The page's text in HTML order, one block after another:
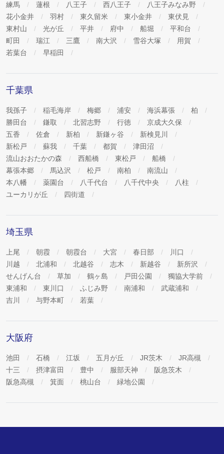
練馬
蓮根 八王子 西八王子
八王子みなみ野
花小金井
羽村 東久留米 東小金井
東伏見
東村山
光が丘 平井 府中 船堀
平和台
町田
瑞江 三鷹 南大沢 雪谷大塚
用賀
若葉台
早稲田
千葉県
我孫子 稲毛海岸 梅郷 浦安 海浜幕張
柏
勝田台
鎌取 北習志野 行徳
京成大久保
五香
佐倉 新柏 新鎌ヶ谷
新検見川
新松戸
蘇我 千葉 都賀
津田沼
流山おおたかの森
西船橋 東松戸
船橋
幕張本郷
馬込沢 松戸 南柏
南流山
本八幡
薬園台 八千代台 八千代中央
八柱
ユーカリが丘
四街道
埼玉県
上尾 朝霞 朝霞台 大宮 春日部
川口
川越
北浦和 北越谷 志木 新越谷
新所沢
せんげん台
草加 鶴ヶ島 戸田公園
獨協大学前
東浦和
東川口 ふじみ野 南浦和
武蔵浦和
吉川
与野本町 若葉
大阪府
池田 石橋 江坂 五月が丘 JR茨木
JR高槻
十三
摂津富田 豊中 服部天神
阪急茨木
阪急高槻
箕面 桃山台 緑地公園